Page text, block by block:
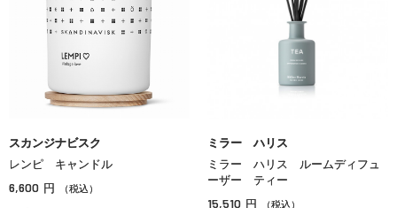
スカンジナビスク
レンピ キャンドル
6,600 円 （税込）
ミラー ハリス
ミラー ハリス ルームディフュ
ーザー ティー
15,510 円 （税込）